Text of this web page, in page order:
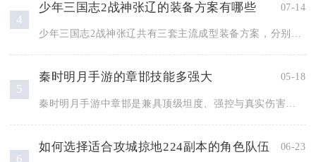
4
少年三国志2战神张辽的装备方案有哪些 07-14
5
秦时明月手游的章邯技能多强大 05-18
6
如何选择适合攻城掠地224副本的角色队伍 06-23